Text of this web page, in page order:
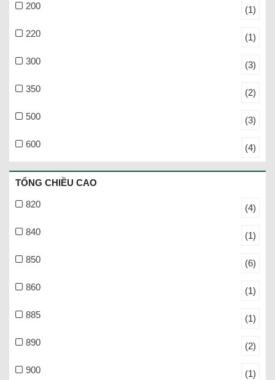
200 (1)
220 (1)
300 (3)
350 (2)
500 (3)
600 (4)
TỔNG CHIỀU CAO
820 (4)
840 (1)
850 (6)
860 (1)
885 (1)
890 (2)
900 (1)